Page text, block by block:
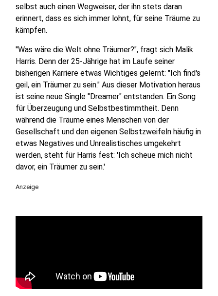
selbst auch einen Wegweiser, der ihn stets daran
erinnert, dass es sich immer lohnt, für seine Träume zu
kämpfen.
"Was wäre die Welt ohne Träumer?", fragt sich Malik
Harris. Denn der 25-Jährige hat im Laufe seiner
bisherigen Karriere etwas Wichtiges gelernt: "Ich find's
geil, ein Träumer zu sein." Aus dieser Motivation heraus
ist seine neue Single "Dreamer" entstanden. Ein Song
für Überzeugung und Selbstbestimmtheit. Denn
während die Träume eines Menschen von der
Gesellschaft und den eigenen Selbstzweifeln häufig in
etwas Negatives und Unrealistisches umgekehrt
werden, steht für Harris fest: 'Ich scheue mich nicht
davor, ein Träumer zu sein.'
Anzeige